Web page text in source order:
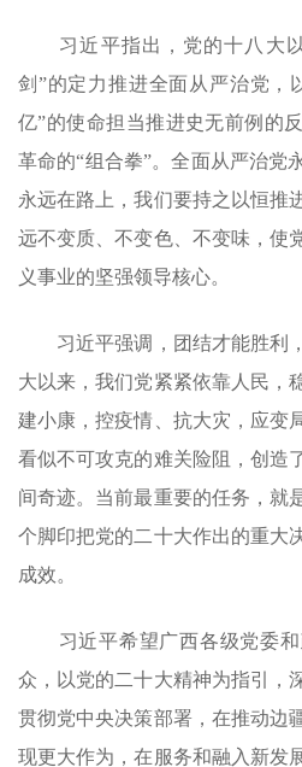
习近平指出，党的十八大以
剑”的定力推进全面从严治党，
亿”的使命担当推进史无前例的
革命的“组合拳”。全面从严治党
永远在路上，我们要持之以恒推
远不变质、不变色、不变味，使
义事业的坚强领导核心。
习近平强调，团结才能胜利，
大以来，我们党紧紧依靠人民，
建小康，控疫情、抗大灾，应变
看似不可攻克的难关险阻，创造
间奇迹。当前最重要的任务，就
个脚印把党的二十大作出的重大
成效。
习近平希望广西各级党委和
众，以党的二十大精神为指引，
贯彻党中央决策部署，在推动边
现更大作为，在服务和融入新发